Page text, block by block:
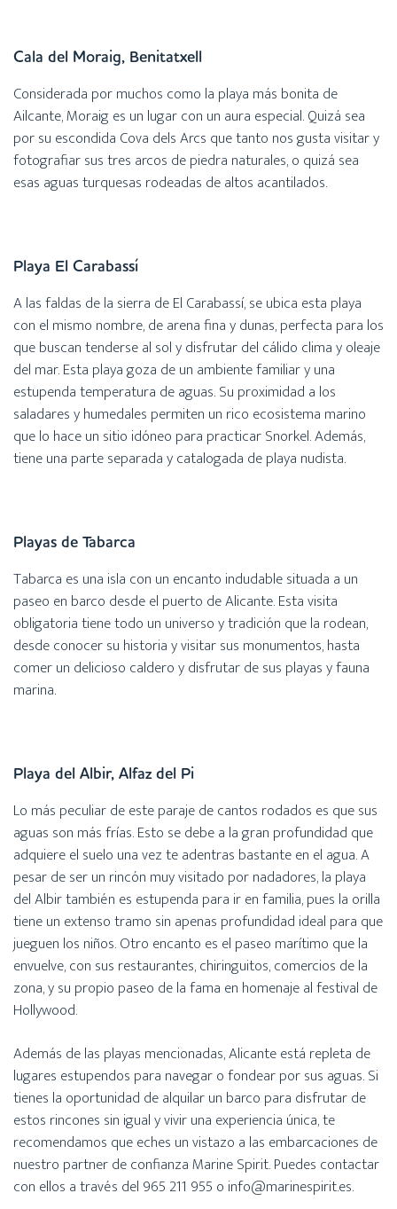
Cala del Moraig, Benitatxell
Considerada por muchos como la playa más bonita de
Ailcante, Moraig es un lugar con un aura especial. Quizá sea
por su escondida Cova dels Arcs que tanto nos gusta visitar y
fotografiar sus tres arcos de piedra naturales, o quizá sea
esas aguas turquesas rodeadas de altos acantilados.
Playa El Carabassí
A las faldas de la sierra de El Carabassí, se ubica esta playa
con el mismo nombre, de arena fina y dunas, perfecta para los
que buscan tenderse al sol y disfrutar del cálido clima y oleaje
del mar. Esta playa goza de un ambiente familiar y una
estupenda temperatura de aguas. Su proximidad a los
saladares y humedales permiten un rico ecosistema marino
que lo hace un sitio idóneo para practicar Snorkel. Además,
tiene una parte separada y catalogada de playa nudista.
Playas de Tabarca
Tabarca es una isla con un encanto indudable situada a un
paseo en barco desde el puerto de Alicante. Esta visita
obligatoria tiene todo un universo y tradición que la rodean,
desde conocer su historia y visitar sus monumentos, hasta
comer un delicioso caldero y disfrutar de sus playas y fauna
marina.
Playa del Albir, Alfaz del Pi
Lo más peculiar de este paraje de cantos rodados es que sus
aguas son más frías. Esto se debe a la gran profundidad que
adquiere el suelo una vez te adentras bastante en el agua. A
pesar de ser un rincón muy visitado por nadadores, la playa
del Albir también es estupenda para ir en familia, pues la orilla
tiene un extenso tramo sin apenas profundidad ideal para que
jueguen los niños. Otro encanto es el paseo marítimo que la
envuelve, con sus restaurantes, chiringuitos, comercios de la
zona, y su propio paseo de la fama en homenaje al festival de
Hollywood.
Además de las playas mencionadas, Alicante está repleta de
lugares estupendos para navegar o fondear por sus aguas. Si
tienes la oportunidad de alquilar un barco para disfrutar de
estos rincones sin igual y vivir una experiencia única, te
recomendamos que eches un vistazo a las embarcaciones de
nuestro partner de confianza Marine Spirit. Puedes contactar
con ellos a través del 965 211 955 o info@marinespirit.es.